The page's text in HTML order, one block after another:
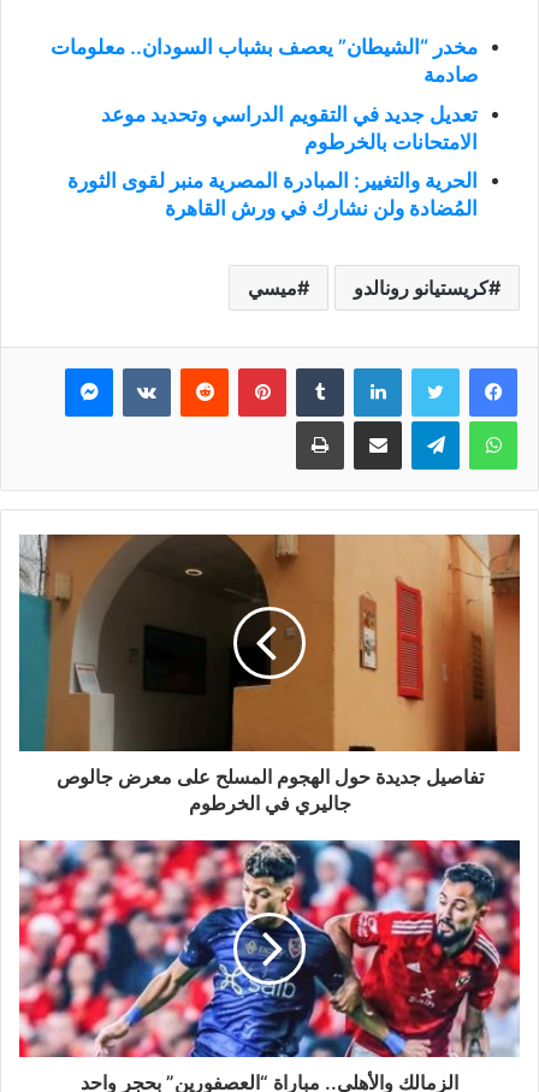
مخدر “الشيطان” يعصف بشباب السودان.. معلومات
صادمة
تعديل جديد في التقويم الدراسي وتحديد موعد
الامتحانات بالخرطوم
الحرية والتغيير: المبادرة المصرية منبر لقوى الثورة
المُضادة ولن نشارك في ورش القاهرة
كريستيانو رونالدو ميسي
فيسبوك تويتر لينكدإن بينتيريست ماسنجر
واتساب تيلقرام مشاركة عبر البريد طباعة
تفاصيل جديدة حول الهجوم المسلح على معرض جالوص
جاليري في الخرطوم
الزمالك والأهلي.. مباراة “العصفورين” بحجر واحد